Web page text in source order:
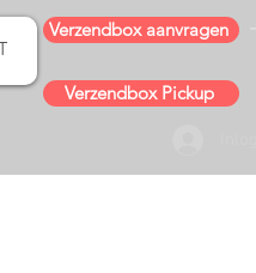
Verzendbox aanvragen
Verzendbox Pickup